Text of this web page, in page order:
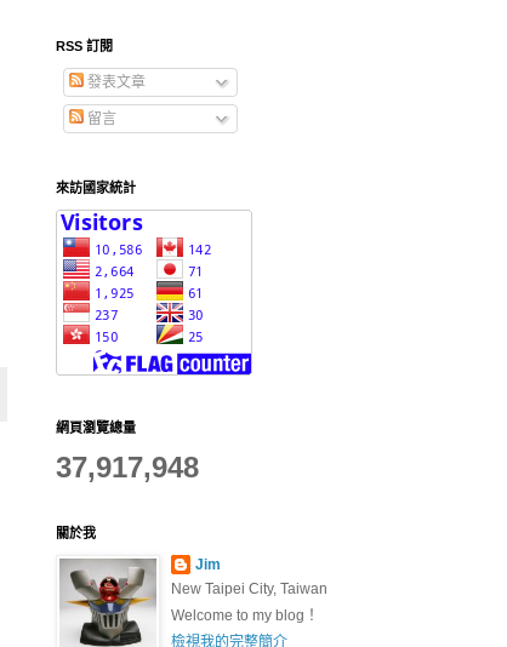
RSS 訂閱
發表文章
留言
來訪國家統計
網頁瀏覽總量
37,917,948
關於我
Jim
New Taipei City, Taiwan
Welcome to my blog！
檢視我的完整簡介